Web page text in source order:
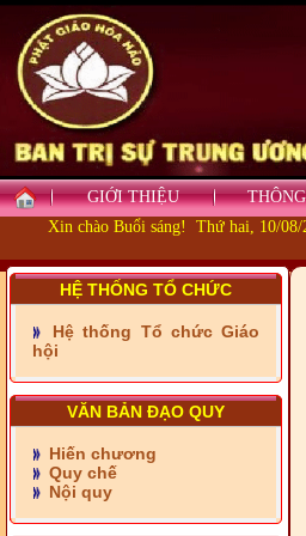
GIỚI THIỆU
Xin chào Buổi sáng! Thứ hai, 10/
HỆ THỐNG TỔ CHỨC
Hệ thống Tổ chức Giáo
hội
VĂN BẢN ĐẠO QUY
Hiến chương
Quy chế
Nội quy
- Những tấm lòng thiện
nguyện vùng biên
- BAN TRỊ SỰ XÃ ĐẠI
TIẾP SỨC ĐẾN TRƯỜNG
- Xã Châu Phú khánh
thành cầu Kênh 7 - Nam
kênh Quốc Gia
- Xã Phú Lâm bàn giao 9
căn nhà Đại đoàn kết